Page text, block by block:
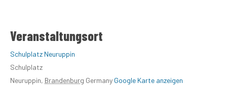
Veranstaltungsort
Schulplatz Neuruppin
Schulplatz
Neuruppin, Brandenburg Germany Google Karte anzeigen